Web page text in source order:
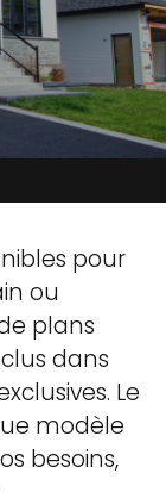
pour
ou
plans
dans
Le
modèle
besoins,